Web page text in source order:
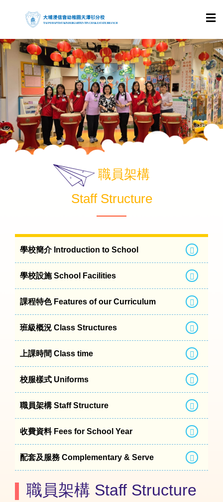
職員架構
Staff Structure
學校簡介 Introduction to School
學校設施 School Facilities
課程特色 Features of our Curriculum
班級概況 Class Structures
上課時間 Class time
校服樣式 Uniforms
職員架構 Staff Structure
收費資料 Fees for School Year
配套及服務 Complementary & Serve
職員架構 Staff Structure